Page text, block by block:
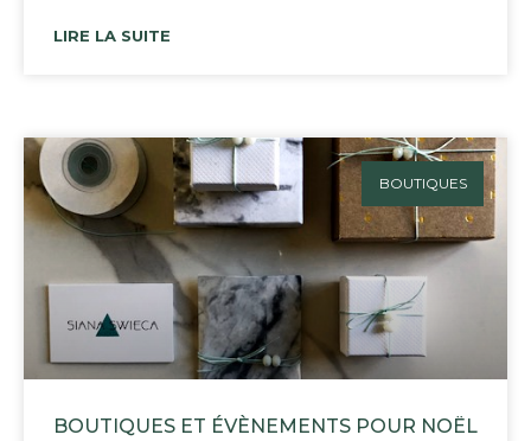
LIRE LA SUITE
BOUTIQUES
BOUTIQUES ET ÉVÈNEMENTS POUR NOËL